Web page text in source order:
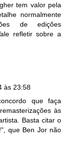
tem valor pela
normalmente
de edições
refletir sobre a
às 23:58
que faça
às
Basta citar o
que Ben Jor não